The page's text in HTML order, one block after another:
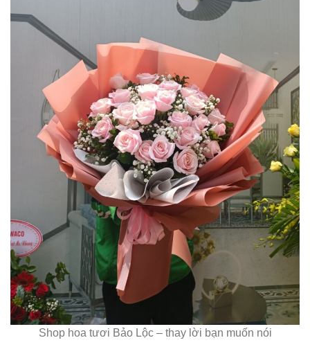
Shop hoa tươi Bảo Lộc – thay lời bạn muốn nói